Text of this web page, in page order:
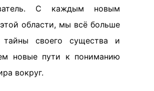
С каждым новым
области, мы всё больше
тайны своего существа и
новые пути к пониманию
вокруг.